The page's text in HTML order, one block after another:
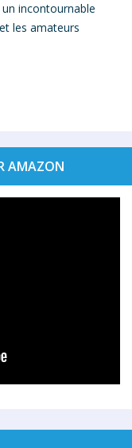
incontournable
les amateurs
AMAZON